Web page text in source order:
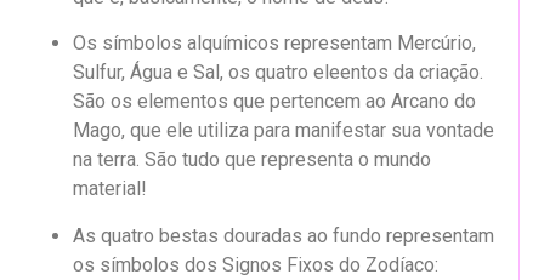
Os símbolos alquímicos representam Mercúrio,
Sulfur, Água e Sal, os quatro eleentos da criação.
São os elementos que pertencem ao Arcano do
Mago, que ele utiliza para manifestar sua vontade
na terra. São tudo que representa o mundo
material!
As quatro bestas douradas ao fundo representam
os símbolos dos Signos Fixos do Zodíaco: